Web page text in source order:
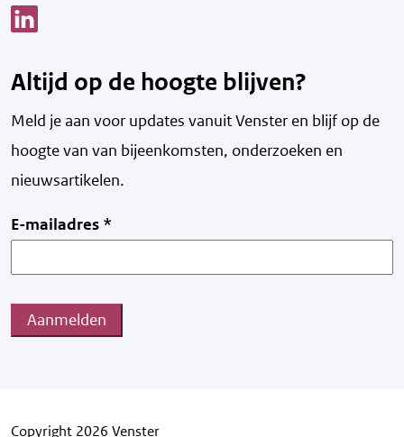
Altijd op de hoogte blijven?
Meld je aan voor updates vanuit Venster en blijf op de
hoogte van van bijeenkomsten, onderzoeken en
nieuwsartikelen.
E-mailadres *
Aanmelden
Copyright 2026 Venster